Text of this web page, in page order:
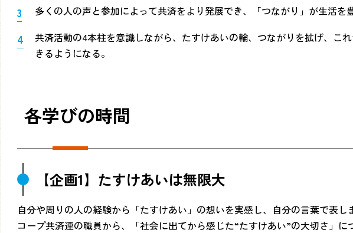
多くの人の声と参加によって共済をより発展でき、「つながり」が生活を
共済活動の4本柱を意識しながら、たすけあいの輪、つながりを拡げ、こ
きるようになる。
各学びの時間
【企画1】たすけあいは無限大
自分や周りの人の経験から「たすけあい」の想いを実感し、自分の言葉で表し
コープ共済連の職員から、「社会に出てから感じた“たすけあい”の大切さ」